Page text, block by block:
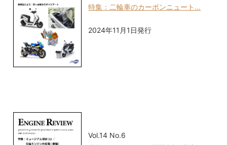
特集：二輪車のカーボンニュート…
2024年11月1日発行
Vol.14 No.6